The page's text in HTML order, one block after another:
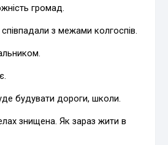
громад.
з межами колгоспів.
будувати дороги, школи.
знищена. Як зараз жити в